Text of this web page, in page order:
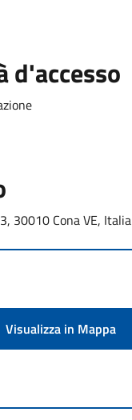
d'accesso
30010 Cona VE, Italia
Visualizza in Mappa